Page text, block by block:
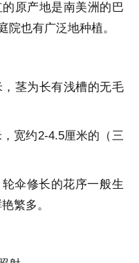
的原产地是南美洲的巴
院也有广泛地种植。
茎为长有浅槽的无毛
宽约2-4.5厘米的（三
伞修长的花序一般生
繁多。